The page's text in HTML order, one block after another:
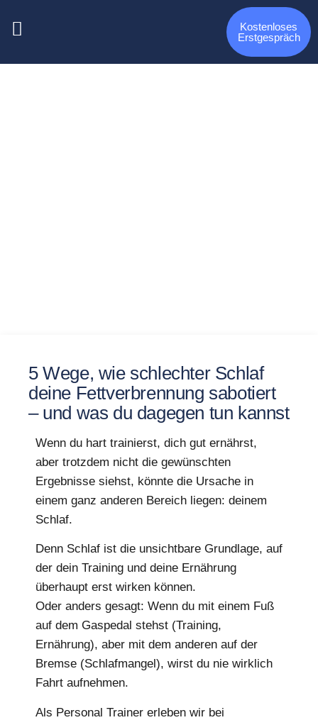
Kostenloses
Erstgespräch
5 Wege, wie schlechter Schlaf
deine Fettverbrennung sabotiert
– und was du dagegen tun kannst
Wenn du hart trainierst, dich gut ernährst,
aber trotzdem nicht die gewünschten
Ergebnisse siehst, könnte die Ursache in
einem ganz anderen Bereich liegen: deinem
Schlaf.
Denn Schlaf ist die unsichtbare Grundlage, auf
der dein Training und deine Ernährung
überhaupt erst wirken können.
Oder anders gesagt: Wenn du mit einem Fuß
auf dem Gaspedal stehst (Training,
Ernährung), aber mit dem anderen auf der
Bremse (Schlafmangel), wirst du nie wirklich
Fahrt aufnehmen.
Als Personal Trainer erleben wir bei